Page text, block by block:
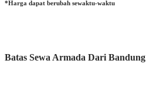
*Harga dapat berubah sewaktu-waktu
Batas Sewa Armada Dari Bandung